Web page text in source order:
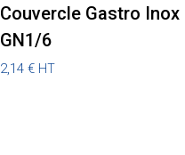
Couvercle Gastro Inox
GN1/6
2,14 € HT